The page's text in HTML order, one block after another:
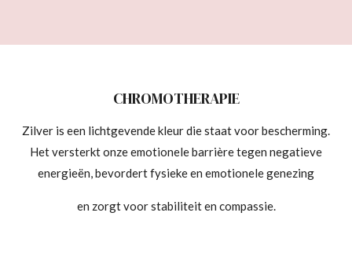
CHROMOTHERAPIE
Zilver is een lichtgevende kleur die staat voor bescherming.
Het versterkt onze emotionele barrière tegen negatieve
energieën, bevordert fysieke en emotionele genezing
en zorgt voor stabiliteit en compassie.